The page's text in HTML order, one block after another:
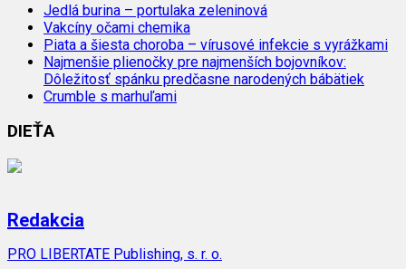
Jedlá burina – portulaka zeleninová
Vakcíny očami chemika
Piata a šiesta choroba – vírusové infekcie s vyrážkami
Najmenšie plienočky pre najmenších bojovníkov:
Dôležitosť spánku predčasne narodených bábätiek
Crumble s marhuľami
DIEŤA
Redakcia
PRO LIBERTATE Publishing, s. r. o.